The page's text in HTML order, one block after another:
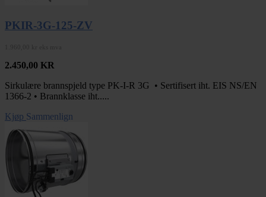
PKIR-3G-125-ZV
2.450,00 KR
Sirkulære brannspjeld type PK-I-R 3G • Sertifisert iht. EIS NS/EN
1366-2 • Brannklasse iht.....
Kjøp Sammenlign